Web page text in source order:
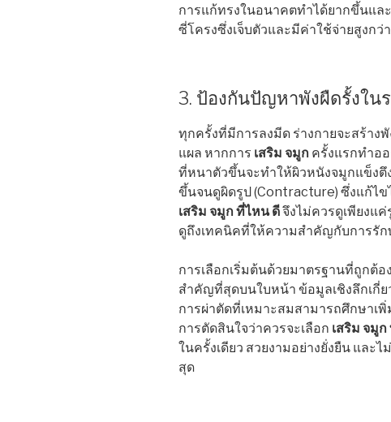
การแก้ทรงในอนาคตทำได้ยากขึ้นแล
ซี่โครงซึ่งเจ็บตัวและมีค่าใช้จ่ายสูงกว่
3. ป้องกันปัญหาพังผืดรั้งใน
ทุกครั้งที่มีการลงมีด ร่างกายจะสร้า
แผล หากการ เสริม จมูก ครั้งแรกทำอ
ที่หนาตัวขึ้นจะทำให้ผิวหนังจมูกแข็ง
ขึ้นจนดูผิดรูป (Contracture) ซึ่งแก้ไ
เสริม จมูก ที่ไหน ดีจึงไม่ควรดูเพียงแ
ดูถึงเทคนิคที่ให้ความสำคัญกับการรัก
การเลือกเริ่มต้นด้วยมาตรฐานที่ถูกต้
สำคัญที่สุดบนใบหน้า ข้อมูลเชิงลึกเกี่
การผ่าตัดที่เหมาะสมสามารถศึกษาเพิ่
การตัดสินใจว่าควรจะเลือก เสริม จมู
ในครั้งเดียว สวยงามอย่างยั่งยืน และ
สุด